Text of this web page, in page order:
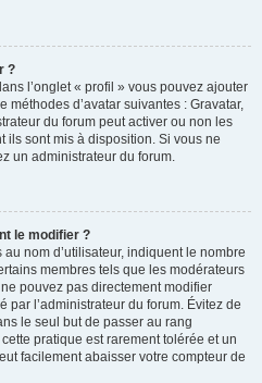
?
l’onglet « profil » vous pouvez ajouter
méthodes d’avatar suivantes : Gravatar,
du forum peut activer ou non les
ils sont mis à disposition. Si vous ne
un administrateur du forum.
le modifier ?
nom d’utilisateur, indiquent le nombre
membres tels que les modérateurs
pouvez pas directement modifier
par l’administrateur du forum. Évitez de
le seul but de passer au rang
pratique est rarement tolérée et un
facilement abaisser votre compteur de